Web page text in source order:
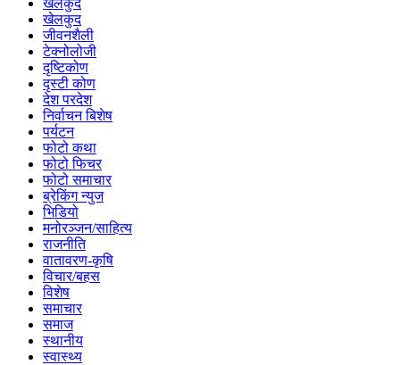
खेलकुद
जीवनशैली
टेक्नोलोजी
दृष्टिकोण
दृस्टी कोण
देश परदेश
निर्वाचन बिशेष
पर्यटन
फोटो कथा
फोटो फिचर
फोटो समाचार
ब्रेकिंग न्युज
भिडियो
मनोरञ्जन/साहित्य
राजनीति
वातावरण-कृषि
विचार/बहस
विशेष
समाचार
समाज
स्थानीय
स्वास्थ्य